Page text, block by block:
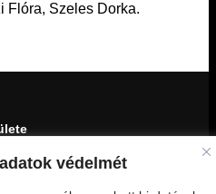
védelmét
Flóra, Szeles Dorka.
29.